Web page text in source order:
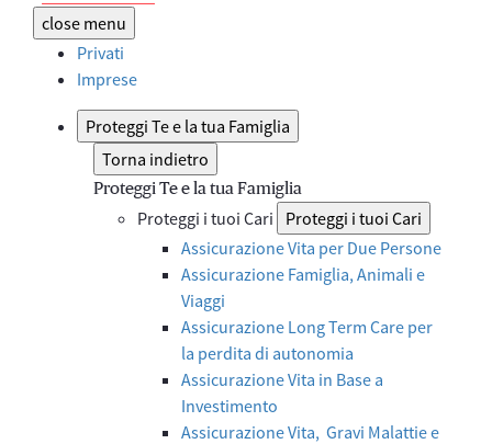
close menu
Privati
Imprese
Proteggi Te e la tua Famiglia
Torna indietro
Proteggi Te e la tua Famiglia
Proteggi i tuoi Cari
Proteggi i tuoi Cari
Assicurazione Vita per Due Persone
Assicurazione Famiglia, Animali e
Viaggi
Assicurazione Long Term Care per
la perdita di autonomia
Assicurazione Vita in Base a
Investimento
Assicurazione Vita, Gravi Malattie e